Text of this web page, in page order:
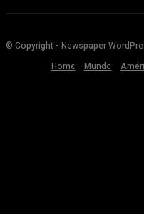
© Copyright - Newspaper
Home
Mundo